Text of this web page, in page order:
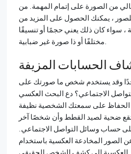
من الصورة على إتمام المهمة. من
، يمكنك الحصول على المزيد من
، سواء كان ذلك يعني حجمًا أو تنسيقًا
الحسابات المزيفة
وقد يستخدم شخص ما صورتك على
الاجتماعي؟ دع البحث العكسي
على سمعتك الشخصية نظيفة
تقع ضحية لصيد القطط وأن شخصًا آخر
حساب وسائل التواصل الاجتماعي.
الصور المخادعة العكسية باستخدام